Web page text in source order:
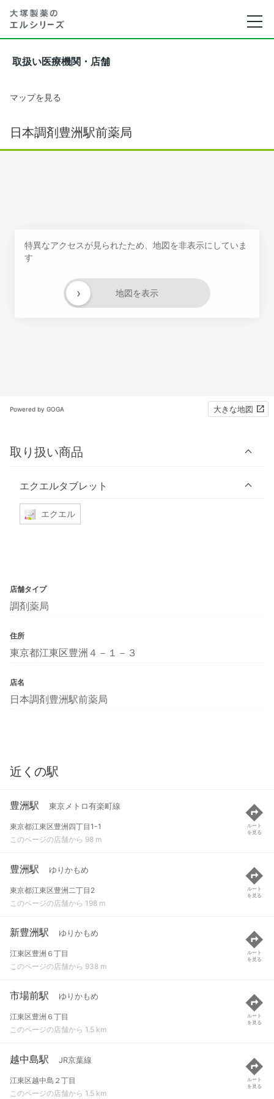
取扱い医療機関・店舗
マップを見る
日本調剤豊洲駅前薬局
特異なアクセスが見られたため、地図を非表示にしていま
す
地図を表示
›
Powered by GOGA 大きな地図
取り扱い商品
エクエルタブレット
エクエル
店舗タイプ
調剤薬局
住所
東京都江東区豊洲４－１－３
店名
日本調剤豊洲駅前薬局
近くの駅
豊洲駅 東京メトロ有楽町線
東京都江東区豊洲四丁目1-1
このページの店舗から 98 m
ルート
を見る
豊洲駅 ゆりかもめ
東京都江東区豊洲二丁目2
このページの店舗から 198 m
ルート
を見る
新豊洲駅 ゆりかもめ
江東区豊洲６丁目
このページの店舗から 938 m
ルート
を見る
市場前駅 ゆりかもめ
江東区豊洲６丁目
このページの店舗から 1.5 km
ルート
を見る
越中島駅 JR京葉線
江東区越中島２丁目
このページの店舗から 1.5 km
ルート
を見る